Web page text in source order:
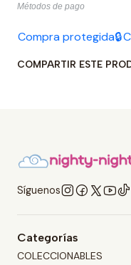
Métodos de pago
Compra protegida🔒
COMPARTIR ESTE
Síguenos
Categorías
COLECCIONABLES